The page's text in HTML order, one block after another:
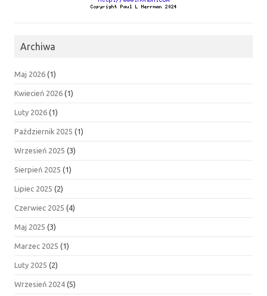
Archiwa
Maj 2026 (1)
Kwiecień 2026 (1)
Luty 2026 (1)
Październik 2025 (1)
Wrzesień 2025 (3)
Sierpień 2025 (1)
Lipiec 2025 (2)
Czerwiec 2025 (4)
Maj 2025 (3)
Marzec 2025 (1)
Luty 2025 (2)
Wrzesień 2024 (5)